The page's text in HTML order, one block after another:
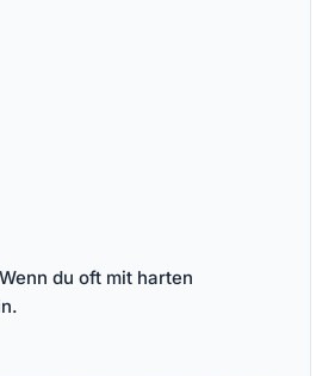
du oft mit harten